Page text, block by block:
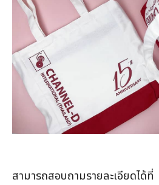
สามารถสอบถามรายละเอียดได้ที่